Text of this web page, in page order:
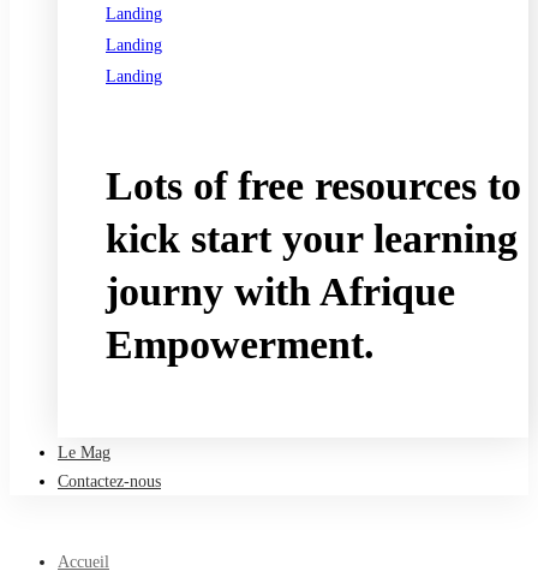
Landing
Landing
Landing
Lots of free resources to
kick start your learning
journy with Afrique
Empowerment.
Le Mag
Contactez-nous
Accueil